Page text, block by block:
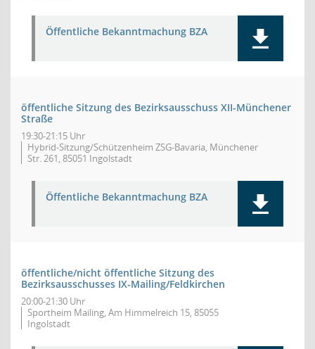
Öffentliche Bekanntmachung BZA
öffentliche Sitzung des Bezirksausschuss XII-Münchener
Straße
19:30-21:15 Uhr
Hybrid-Sitzung/Schützenheim ZSG-Bavaria, Münchener
Str. 261, 85051 Ingolstadt
Öffentliche Bekanntmachung BZA
öffentliche/nicht öffentliche Sitzung des
Bezirksausschusses IX-Mailing/Feldkirchen
20:00-21:30 Uhr
Sportheim Mailing, Am Himmelreich 15, 85055
Ingolstadt